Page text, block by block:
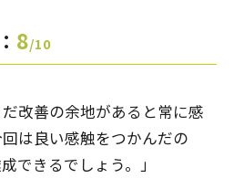
8/10
だ改善の余地があると常に感
は良い感触をつかんだの
できるでしょう。」